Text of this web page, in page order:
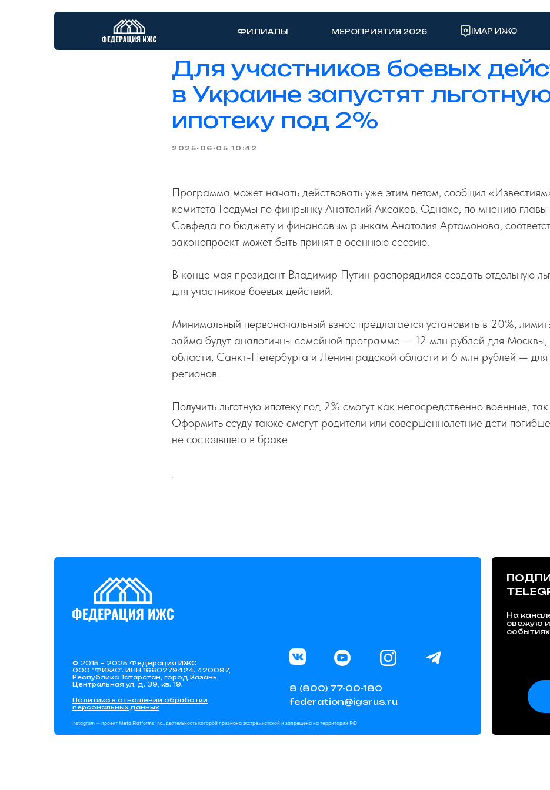
iMAP ИЖС
МЕРОПРИЯТИЯ 2026
ФИЛИАЛЫ
Для участников боевых
в Украине запустят
ипотеку под 2%
2025-06-05 10:42
Программа может начать действовать уже этим летом, сообщил
комитета Госдумы по финрынку Анатолий Аксаков. Однако, по мнению главы
Совфеда по бюджету и финансовым рынкам Анатолия Артамонова,
законопроект может быть принят в осеннюю сессию.
В конце мая президент Владимир Путин распорядился создать отдельную
для участников боевых действий.
Минимальный первоначальный взнос предлагается установить в 20%,
займа будут аналогичны семейной программе — 12 млн рублей для
области, Санкт-Петербурга и Ленинградской области и 6 млн рублей — для
регионов.
Получить льготную ипотеку под 2% смогут как непосредственно военные, так
Оформить ссуду также смогут родители или совершеннолетние дети
не состоявшего в браке
-
8 (800) 77-00-180
federation@igsrus.ru
На
свежую
© 2015 – 2025 Федерация ИЖС
ООО "ФИЖС". ИНН 1660279424. 420097,
Республика Татарстан, город Казань,
Центральная ул, д. 39, кв. 19.
Политика в отношении обработки
персональных данных
Instagram — проект Meta Platforms Inc., деятельность которой признана экстремистской и запрещена на территории РФ